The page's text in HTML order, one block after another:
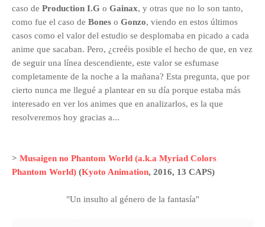
caso de Production I.G o Gainax, y otras que no lo son tanto,
como fue el caso de Bones o Gonzo, viendo en estos últimos
casos como el valor del estudio se desplomaba en picado a cada
anime que sacaban. Pero, ¿creéis posible el hecho de que, en vez
de seguir una línea descendiente, este valor se esfumase
completamente de la noche a la mañana? Esta pregunta, que por
cierto nunca me llegué a plantear en su día porque estaba más
interesado en ver los animes que en analizarlos, es la que
resolveremos hoy gracias a...
> Musaigen no Phantom World (a.k.a Myriad Colors
Phantom World) (Kyoto Animation, 2016, 13 CAPS)
"Un insulto al género de la fantasía"